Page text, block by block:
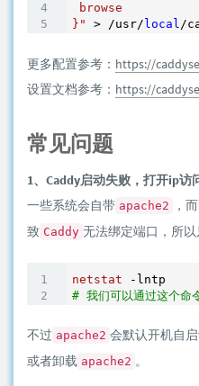
browse
}"
> /usr/ local
更多配置参考： https://
设置文档参考： https://
常见问题
1、Caddy启动失败，打开ip
一些系统会自带 apache2 ，而
致 Caddy 无法绑定端口，所以
netstat
# 我们可以通过这个命
不过 apache2 会默认开机自
或者卸载 apache2 。